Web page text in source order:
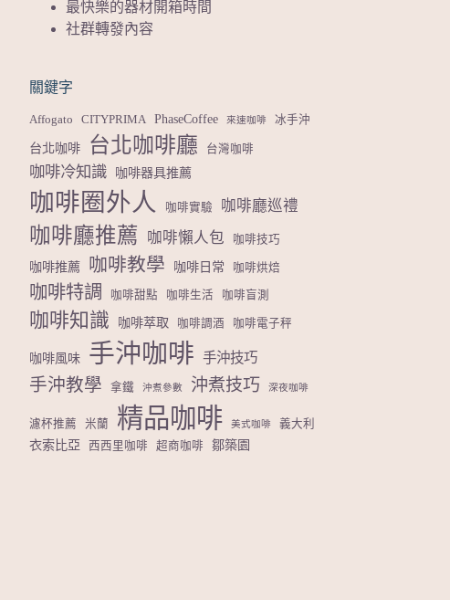
最快樂的器材開箱時間
社群轉發內容
關鍵字
Affogato CITYPRIMA PhaseCoffee 來速咖啡 冰手沖
台北咖啡 台北咖啡廳 台灣咖啡
咖啡冷知識 咖啡器具推薦
咖啡圈外人 咖啡實驗 咖啡廳巡禮
咖啡廳推薦 咖啡懶人包 咖啡技巧
咖啡推薦 咖啡教學 咖啡日常 咖啡烘焙
咖啡特調 咖啡甜點 咖啡生活 咖啡盲測
咖啡知識 咖啡萃取 咖啡調酒 咖啡電子秤
咖啡風味 手沖咖啡 手沖技巧
手沖教學 拿鐵 沖煮參數 沖煮技巧 深夜咖啡
濾杯推薦 米蘭 精品咖啡 美式咖啡 義大利
衣索比亞 西西里咖啡 超商咖啡 鄒築園